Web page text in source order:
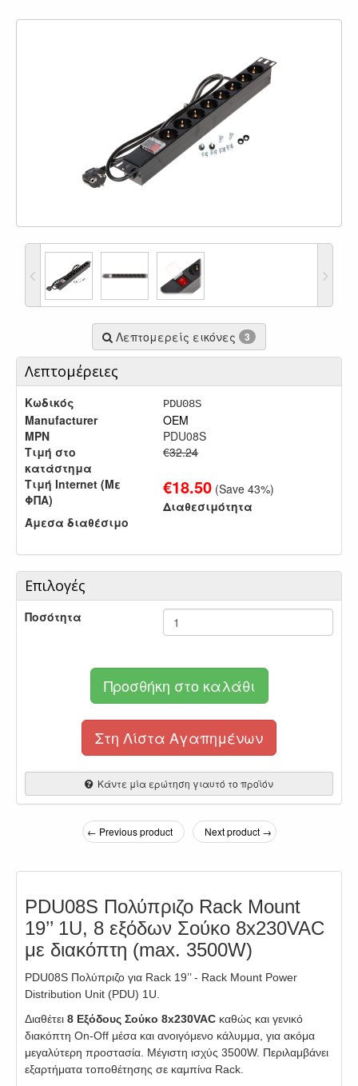
Λεπτομερείς εικόνες 3
Λεπτομέρειες
Κωδικός PDU08S
Manufacturer
OEM
MPN
PDU08S
Τιμή στο
κατάστημα
€32.24
Τιμή Internet (Με
ΦΠΑ)
€18.50 (Save43%)
Διαθεσιμότητα
Άμεσα διαθέσιμο
Επιλογές
Ποσότητα
Προσθήκη στο καλάθι
Στη Λίστα Αγαπημένων
Κάντε μία ερώτηση γιαυτό το προϊόν
← Previous product Next product →
PDU08S Πολύπριζο Rack Mount
19’’ 1U, 8 εξόδων Σούκο 8x230VAC
με διακόπτη (max. 3500W)
PDU08S Πολύπριζο για Rack 19’’ - Rack Mount Power
Distribution Unit (PDU) 1U.
Διαθέτει 8 Εξόδους Σούκο 8x230VAC καθώς και γενικό
διακόπτη On-Off μέσα και ανοιγόμενο κάλυμμα, για ακόμα
μεγαλύτερη προστασία. Μέγιστη ισχύς 3500W. Περιλαμβάνει
εξαρτήματα τοποθέτησης σε καμπίνα Rack.